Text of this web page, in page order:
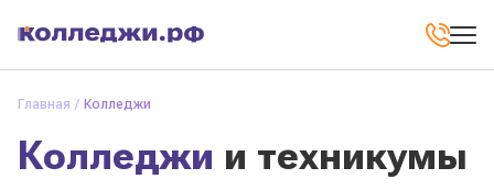
Главная Колледжи
Колледжи и техникумы